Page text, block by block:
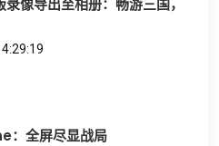
像导出至相册：畅游三国，
：全屏尽显战局